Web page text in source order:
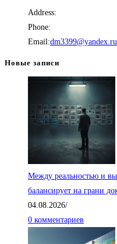
Address:
Phone:
Email:dm3399@yandex.ru
Новые записи
Между реальностью и
балансирует на грани
04.08.2026/
0 комментариев